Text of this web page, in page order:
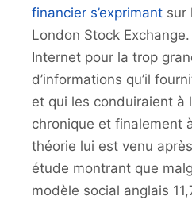
financier s’exprimant sur
London Stock
Internet pour la trop
d’informations qu’il
et qui les conduiraient à
chronique et finalement
théorie lui est venu
étude montrant que
modèle social anglais